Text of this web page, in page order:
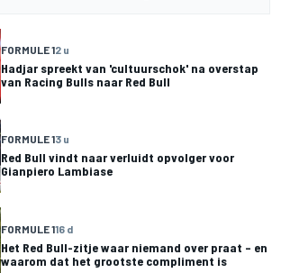
FORMULE 12 u
Hadjar spreekt van 'cultuurschok' na overstap
van Racing Bulls naar Red Bull
FORMULE 13 u
Red Bull vindt naar verluidt opvolger voor
Gianpiero Lambiase
FORMULE 116 d
Het Red Bull-zitje waar niemand over praat – en
waarom dat het grootste compliment is